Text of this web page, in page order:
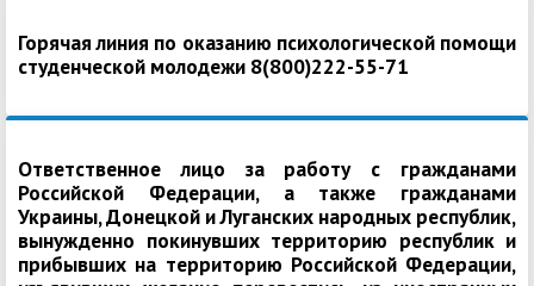
Горячая линия по оказанию психологической помощи
студенческой молодежи 8(800)222-55-71
Ответственное лицо за работу с гражданами
Российской Федерации, а также гражданами
Украины, Донецкой и Луганских народных республик,
вынужденно покинувших территорию республик и
прибывших на территорию Российской Федерации,